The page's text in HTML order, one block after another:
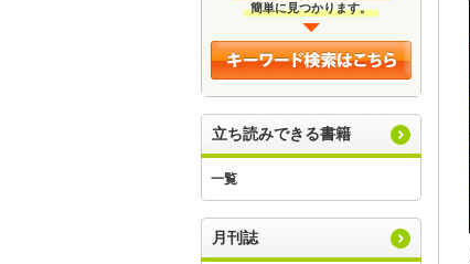
簡単に見つかります。
立ち読みできる書籍
一覧
月刊誌